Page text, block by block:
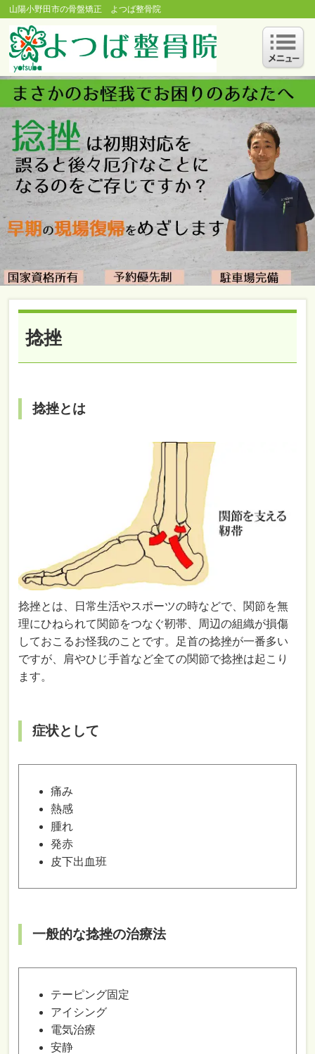
山陽小野田市の骨盤矯正 よつば整骨院
捻挫
捻挫とは
捻挫とは、日常生活やスポーツの時などで、関節を無
理にひねられて関節をつなぐ靭帯、周辺の組織が損傷
しておこるお怪我のことです。足首の捻挫が一番多い
ですが、肩やひじ手首など全ての関節で捻挫は起こり
ます。
症状として
痛み
熱感
腫れ
発赤
皮下出血班
一般的な捻挫の治療法
テーピング固定
アイシング
電気治療
安静